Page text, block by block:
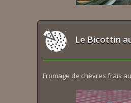
Le Bicottin
Fromage de chèvres frais